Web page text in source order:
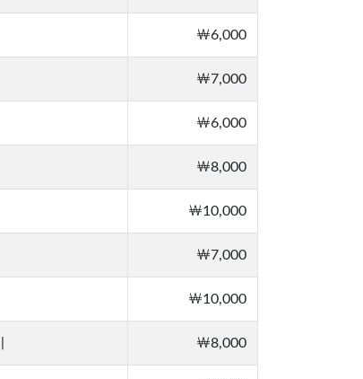
￦6,000
￦7,000
￦6,000
￦8,000
￦10,000
￦7,000
￦10,000
￦8,000